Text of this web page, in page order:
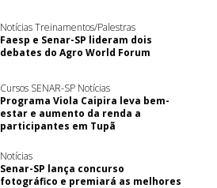
Notícias Treinamentos/Palestras
Faesp e Senar-SP lideram dois
debates do Agro World Forum
Cursos SENAR-SP Notícias
Programa Viola Caipira leva bem-
estar e aumento da renda a
participantes em Tupã
Notícias
Senar-SP lança concurso
fotográfico e premiará as melhores